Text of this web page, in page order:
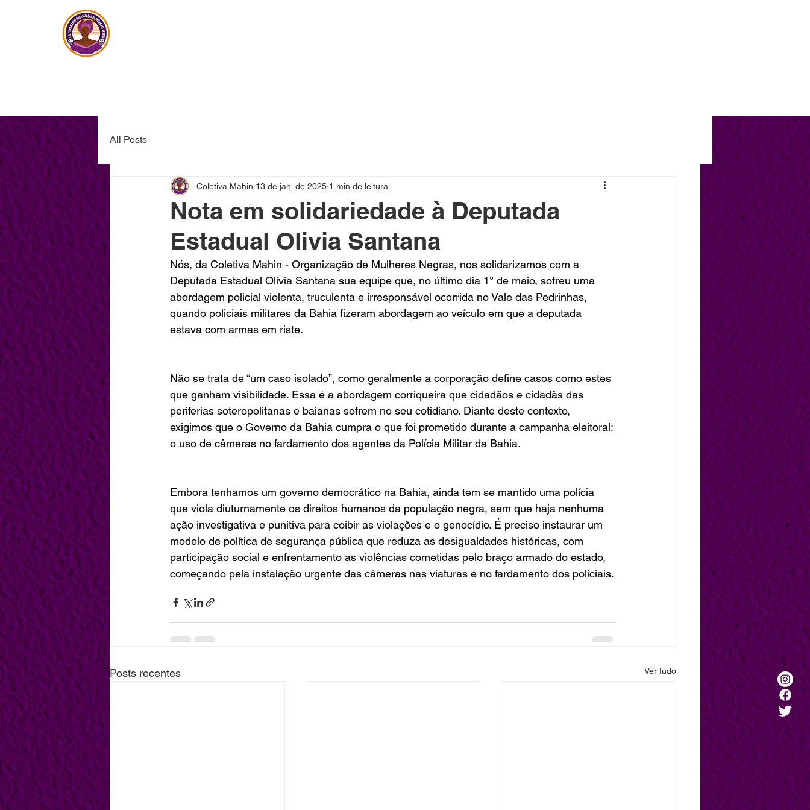
All Posts
Nota em solidariedade à Deputada
Estadual Olivia Santana
Coletiva Mahin 13 de jan. de 2025 1 min de leitura
Nós, da Coletiva Mahin - Organização de Mulheres Negras, nos solidarizamos com a
Deputada Estadual Olivia Santana sua equipe que, no último dia 1° de maio, sofreu uma
abordagem policial violenta, truculenta e irresponsável ocorrida no Vale das Pedrinhas,
quando policiais militares da Bahia fizeram abordagem ao veículo em que a deputada
estava com armas em riste.
Não se trata de “um caso isolado”, como geralmente a corporação define casos como estes
que ganham visibilidade. Essa é a abordagem corriqueira que cidadãos e cidadãs das
periferias soteropolitanas e baianas sofrem no seu cotidiano. Diante deste contexto,
exigimos que o Governo da Bahia cumpra o que foi prometido durante a campanha eleitoral:
o uso de câmeras no fardamento dos agentes da Polícia Militar da Bahia.
Embora tenhamos um governo democrático na Bahia, ainda tem se mantido uma polícia
que viola diuturnamente os direitos humanos da população negra, sem que haja nenhuma
ação investigativa e punitiva para coibir as violações e o genocídio. É preciso instaurar um
modelo de política de segurança pública que reduza as desigualdades históricas, com
participação social e enfrentamento as violências cometidas pelo braço armado do estado,
começando pela instalação urgente das câmeras nas viaturas e no fardamento dos policiais.
Posts recentes Ver tudo